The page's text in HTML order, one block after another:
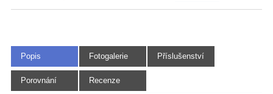
Popis Fotogalerie
(4)
Příslušenství
Porovnání Recenze